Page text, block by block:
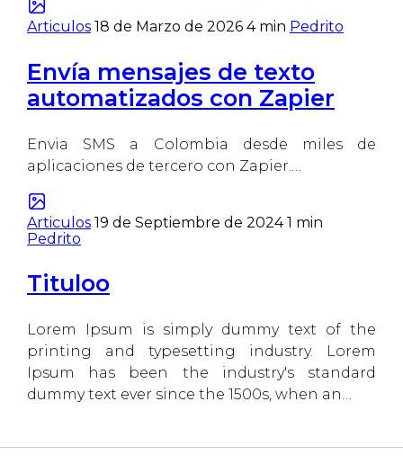
Articulos 18 de Marzo de 2026 4 min Pedrito
Envía mensajes de texto
automatizados con Zapier
Envia SMS a Colombia desde miles de
aplicaciones de tercero con Zapier.…
Articulos 19 de Septiembre de 2024 1 min
Pedrito
Tituloo
Lorem Ipsum is simply dummy text of the
printing and typesetting industry. Lorem
Ipsum has been the industry's standard
dummy text ever since the 1500s, when an…